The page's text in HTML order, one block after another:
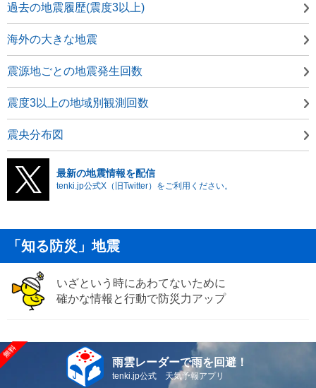
過去の地震履歴(震度3以上)
海外の大きな地震
震源地ごとの地震発生回数
震度3以上の地域別観測回数
震央分布図
最新の地震情報を配信
tenki.jp公式X（旧Twitter）をご利用ください。
「知る防災」地震
いざという時にあわてないために
確かな情報と行動で防災力アップ
雨雲レーダーで雨を回避！
tenki.jp公式 天気予報アプリ